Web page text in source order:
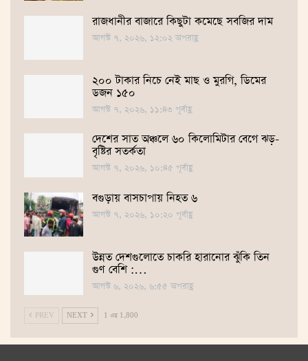
রাজধানীর বাজারে কিছুটা কমেছে সবজির দাম
আগস্ট ৭, ২০২৬, ১২:০২ অপরাহ্ণ
২০০ টাকার নিচে নেই মাছ ও মুরগি, ডিমের
ডজন ১৫০
আগস্ট ৭, ২০২৬, ১১:৪৩ পূর্বাহ্ণ
দেশের সাত অঞ্চলে ৬০ কিলোমিটার বেগে ঝড়-
বৃষ্টির সতর্কতা
আগস্ট ৭, ২০২৬, ১০:৪৫ পূর্বাহ্ণ
বগুড়ায় বাসচাপায় নিহত ৬
আগস্ট ৭, ২০২৬, ১০:২০ পূর্বাহ্ণ
উন্নত দেশগুলোতে চাকরি হারানোর ঝুঁকি তিন
গুণ বেশি :…
আগস্ট ৬, ২০২৬, ৬:৫৫ অপরাহ্ণ
PREV NEXT 1 এর 1,800